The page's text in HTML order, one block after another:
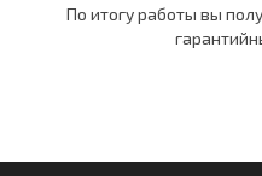
По итогу работы вы